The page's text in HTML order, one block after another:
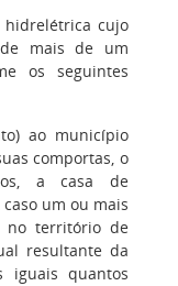
hidrelétrica cujo
mais de um
os seguintes
ao município
comportas, o
a casa de
um ou mais
no território de
resultante da
iguais quantos